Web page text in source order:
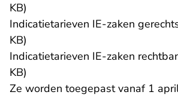
KB)
Indicatietarieven IE-zaken
KB)
Indicatietarieven IE-zaken
KB)
Ze worden toegepast vanaf 1